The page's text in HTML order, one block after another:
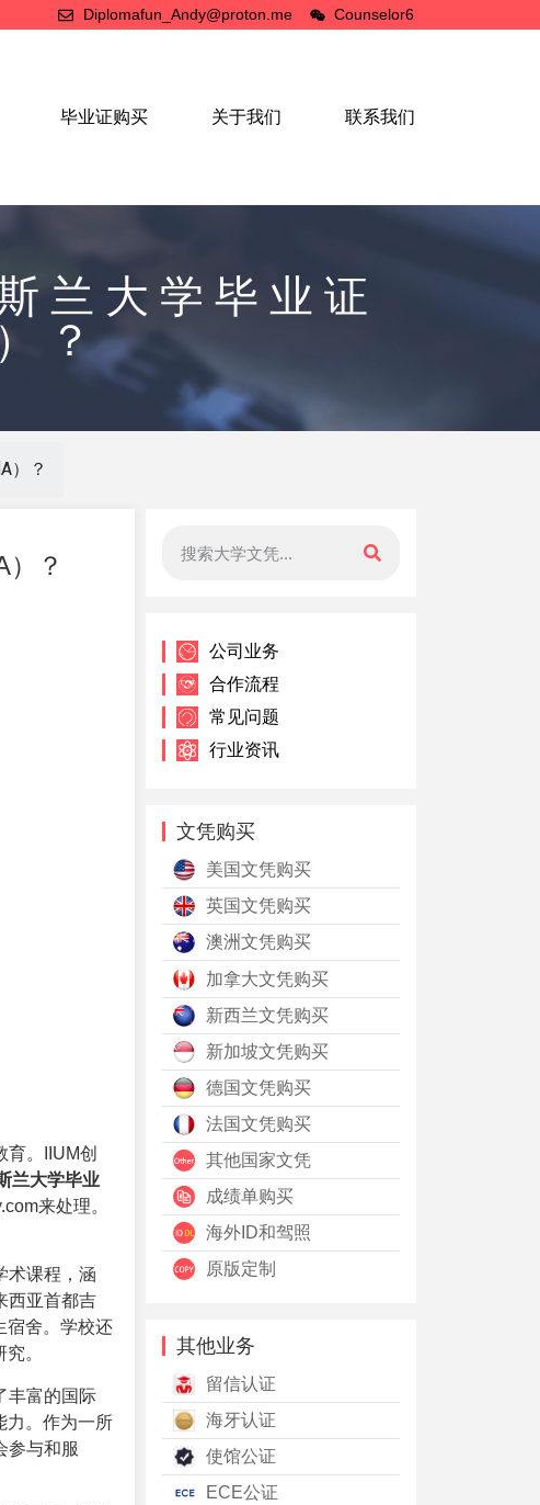
Diplomafun_Andy@proton.me Counselor6
毕业证购买 关于我们 联系我们
兰大学毕业证
？
）？
？
育。IIUM创
兰大学毕业
来处理。
术课程，涵
西亚首都吉
宿舍。学校还
。
丰富的国际
力。作为一所
参与和服
公司业务
合作流程
常见问题
行业资讯
文凭购买
美国文凭购买
英国文凭购买
澳洲文凭购买
加拿大文凭购买
新西兰文凭购买
新加坡文凭购买
德国文凭购买
法国文凭购买
其他国家文凭
成绩单购买
海外ID和驾照
原版定制
其他业务
留信认证
海牙认证
使馆公证
ECE公证